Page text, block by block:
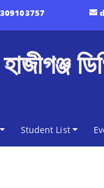
হাজীগঞ্জ
Student List